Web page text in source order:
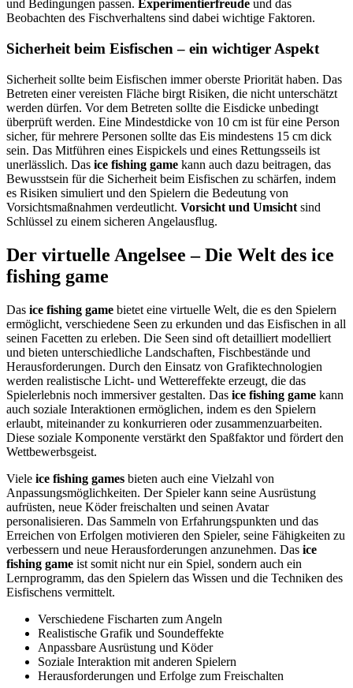
und Bedingungen passen. Experimentierfreude und das
Beobachten des Fischverhaltens sind dabei wichtige Faktoren.
Sicherheit beim Eisfischen – ein wichtiger Aspekt
Sicherheit sollte beim Eisfischen immer oberste Priorität haben. Das
Betreten einer vereisten Fläche birgt Risiken, die nicht unterschätzt
werden dürfen. Vor dem Betreten sollte die Eisdicke unbedingt
überprüft werden. Eine Mindestdicke von 10 cm ist für eine Person
sicher, für mehrere Personen sollte das Eis mindestens 15 cm dick
sein. Das Mitführen eines Eispickels und eines Rettungsseils ist
unerlässlich. Das ice fishing game kann auch dazu beitragen, das
Bewusstsein für die Sicherheit beim Eisfischen zu schärfen, indem
es Risiken simuliert und den Spielern die Bedeutung von
Vorsichtsmaßnahmen verdeutlicht. Vorsicht und Umsicht sind
Schlüssel zu einem sicheren Angelausflug.
Der virtuelle Angelsee – Die Welt des ice
fishing game
Das ice fishing game bietet eine virtuelle Welt, die es den Spielern
ermöglicht, verschiedene Seen zu erkunden und das Eisfischen in all
seinen Facetten zu erleben. Die Seen sind oft detailliert modelliert
und bieten unterschiedliche Landschaften, Fischbestände und
Herausforderungen. Durch den Einsatz von Grafiktechnologien
werden realistische Licht- und Wettereffekte erzeugt, die das
Spielerlebnis noch immersiver gestalten. Das ice fishing game kann
auch soziale Interaktionen ermöglichen, indem es den Spielern
erlaubt, miteinander zu konkurrieren oder zusammenzuarbeiten.
Diese soziale Komponente verstärkt den Spaßfaktor und fördert den
Wettbewerbsgeist.
Viele ice fishing games bieten auch eine Vielzahl von
Anpassungsmöglichkeiten. Der Spieler kann seine Ausrüstung
aufrüsten, neue Köder freischalten und seinen Avatar
personalisieren. Das Sammeln von Erfahrungspunkten und das
Erreichen von Erfolgen motivieren den Spieler, seine Fähigkeiten zu
verbessern und neue Herausforderungen anzunehmen. Das ice
fishing game ist somit nicht nur ein Spiel, sondern auch ein
Lernprogramm, das den Spielern das Wissen und die Techniken des
Eisfischens vermittelt.
Verschiedene Fischarten zum Angeln
Realistische Grafik und Soundeffekte
Anpassbare Ausrüstung und Köder
Soziale Interaktion mit anderen Spielern
Herausforderungen und Erfolge zum Freischalten